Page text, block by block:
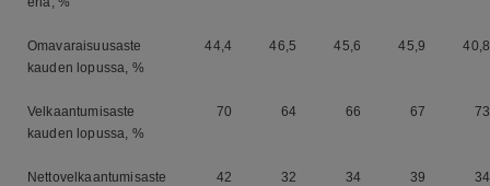
Omavaraisuusaste
kauden lopussa, %
44,4 46,5 45,6 45,9 40,8
Velkaantumisaste
kauden lopussa, %
70 64 66 67 73
Nettovelkaantumisaste
42 32 34 39 34